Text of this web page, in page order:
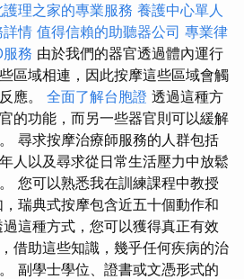
護理之家的專業服務 養護中心單人
詳情 值得信賴的助聽器公司 專業律
服務 由於我們的器官透過體內運行
區域相連，因此按摩這些區域會觸
應。 全面了解台胞證 透過這種方
的功能，而另一些器官則可以緩解
尋求按摩治療師服務的人群包括
人以及尋求從日常生活壓力中放鬆
您可以熟悉我在訓練課程中教授
瑞典式按摩包含近五十個動作和
這種方式，您可以獲得真正有效
借助這些知識，幾乎任何疾病的治
副學士學位、證書或文憑形式的